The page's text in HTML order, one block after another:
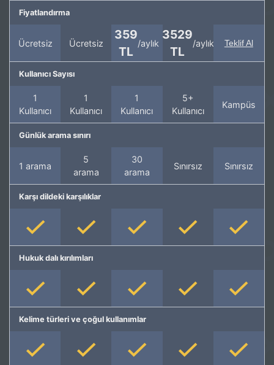
Fiyatlandırma
Ücretsiz Ücretsiz
359
TL
/aylık
3529
TL
/aylık Teklif Al
Kullanıcı Sayısı
1
Kullanıcı
1
Kullanıcı
1
Kullanıcı
5+
Kullanıcı
Kampüs
Günlük arama sınırı
1 arama
5
arama
30
arama
Sınırsız Sınırsız
Karşı dildeki karşılıklar
Hukuk dalı kırılımları
Kelime türleri ve çoğul kullanımlar